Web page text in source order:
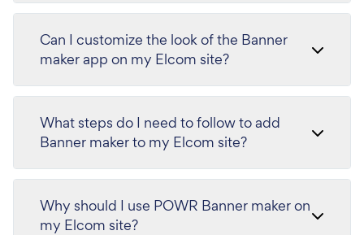
Can I customize the look of the Banner
maker app on my Elcom site?
What steps do I need to follow to add
Banner maker to my Elcom site?
Why should I use POWR Banner maker on
my Elcom site?